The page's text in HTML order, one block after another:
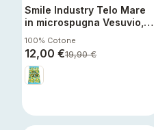
Smile Industry Telo Mare
in microspugna Vesuvio,
Stampato
100% Cotone
12,00 €19,90€